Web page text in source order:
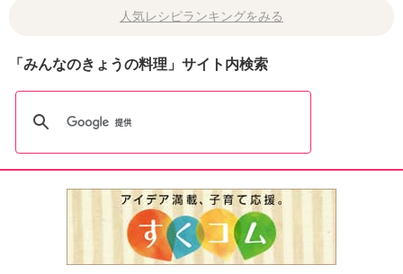
人気レシピランキングをみる
「みんなのきょうの料理」サイト内検索